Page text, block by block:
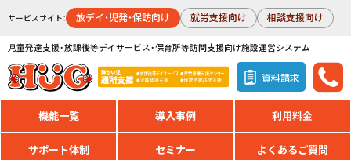
サービスサイト： 放デイ・児発・保訪向け 就労支援向け 相談支援向け
児童発達支援・放課後等デイサービス・保育所等訪問支援向け施設運営システム
資料請求
機能一覧 導入事例 利用料金
サポート体制 セミナー よくあるご質問